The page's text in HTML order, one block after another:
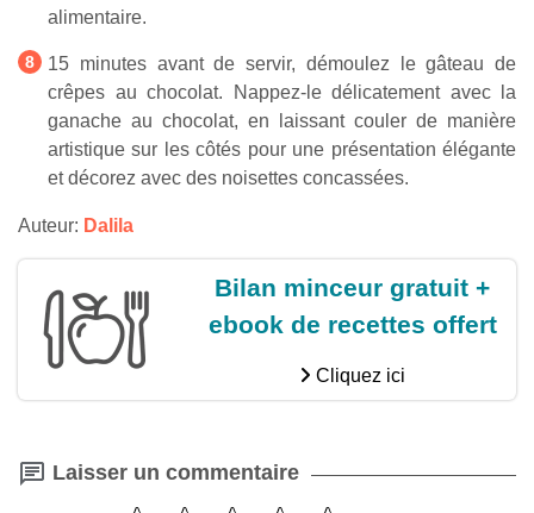
alimentaire.
15 minutes avant de servir, démoulez le gâteau de
crêpes au chocolat. Nappez-le délicatement avec la
ganache au chocolat, en laissant couler de manière
artistique sur les côtés pour une présentation élégante
et décorez avec des noisettes concassées.
Auteur: Dalila
Bilan minceur gratuit +
ebook de recettes offert
Cliquez ici
Laisser un commentaire